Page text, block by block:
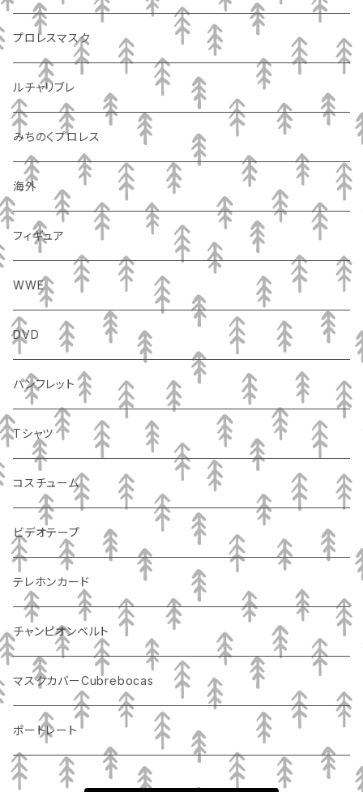
プロレスマスク
ルチャリブレ
みちのくプロレス
海外
フィギュア
WWE
DVD
パンフレット
Tシャツ
コスチューム
ビデオテープ
テレホンカード
チャンピオンベルト
マスクカバーCubrebocas
ポートレート